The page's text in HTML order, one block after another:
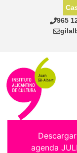
965
Descargar
agenda